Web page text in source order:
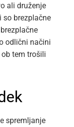
ali druženje
so brezplačne
odlični načini
tem trošili
spremljanje